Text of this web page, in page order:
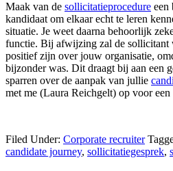
Maak van de sollicitatieprocedure een
kandidaat om elkaar echt te leren
situatie. Je weet daarna behoorlijk
functie. Bij afwijzing zal de
positief zijn over jouw organisatie,
bijzonder was. Dit draagt bij aan een
sparren over de aanpak van jullie
met me (Laura Reichgelt) op voor
Filed Under: Corporate recruiter
candidate journey, sollicitatiegesprek,